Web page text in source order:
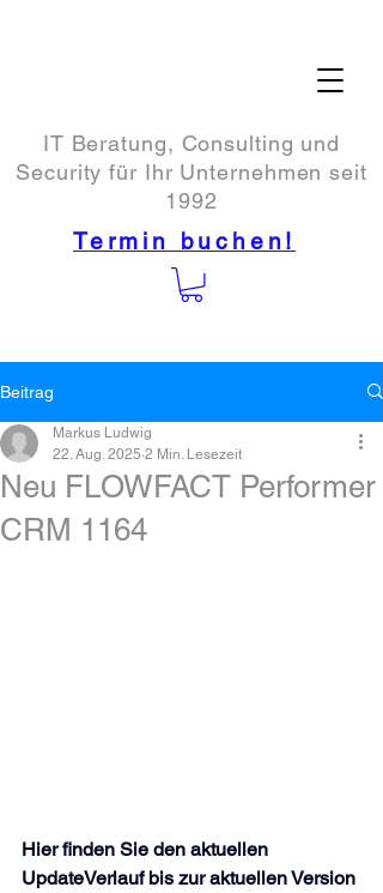
IT Beratung, Consulting und
Security für Ihr Unternehmen seit
1992
Termin buchen!
Beitrag
Neu FLOWFACT Performer
CRM 1164
Markus Ludwig
22. Aug. 2025 2 Min. Lesezeit
Hier finden Sie den aktuellen
UpdateVerlauf bis zur aktuellen Version